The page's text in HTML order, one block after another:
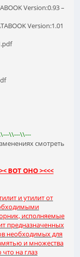
Version:0.93 –
Version:1.01
\\---\\---
смотреть
ВОТ ОНО ><<<
и утилит от
исполняемые
предназначенных
необходимых для
и множества
что на глаз